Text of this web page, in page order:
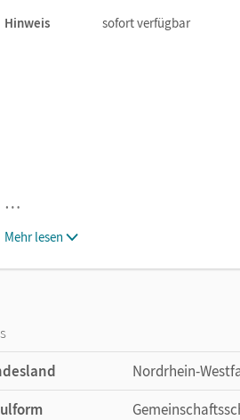
Hinweis
sofort verfügbar
…
Mehr lesen
Nordrhein-